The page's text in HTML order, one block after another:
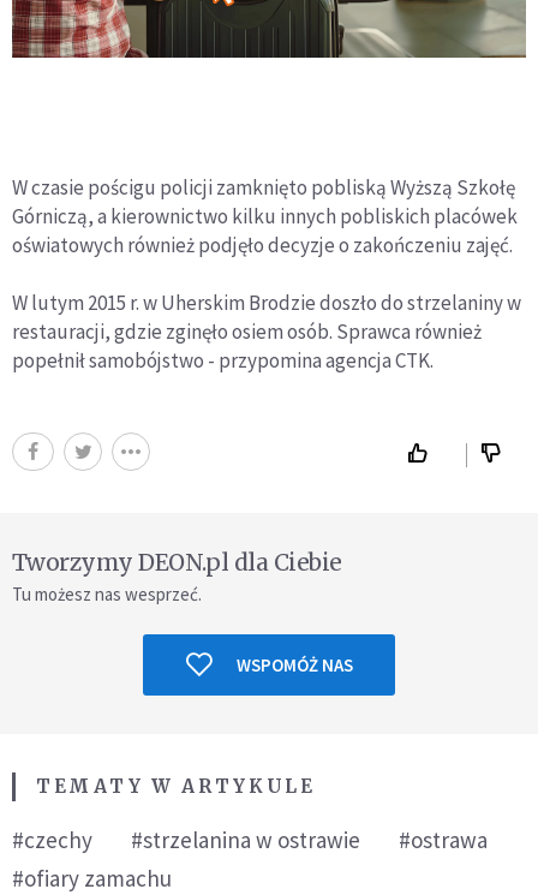
W czasie pościgu policji zamknięto pobliską Wyższą Szkołę
Górniczą, a kierownictwo kilku innych pobliskich placówek
oświatowych również podjęło decyzje o zakończeniu zajęć.
W lutym 2015 r. w Uherskim Brodzie doszło do strzelaniny w
restauracji, gdzie zginęło osiem osób. Sprawca również
popełnił samobójstwo - przypomina agencja CTK.
Tworzymy DEON.pl dla Ciebie
Tu możesz nas wesprzeć.
WSPOMÓŻ NAS
TEMATY W ARTYKULE
#czechy #strzelanina w ostrawie
#ostrawa
#ofiary zamachu